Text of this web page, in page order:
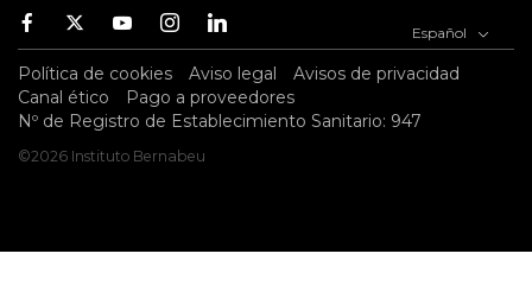
Facebook
TwitterYoutubeInstagramYoutube Español
Política de cookies Aviso legal
Avisos de privacidad
Canal ético
Pago a proveedores
Nº de Registro de Establecimiento Sanitario: 947
©2026 Instituto Bernabeu